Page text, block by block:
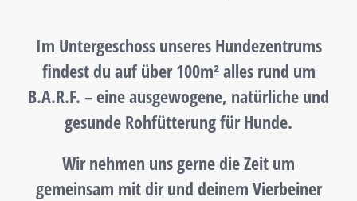
Im Untergeschoss unseres Hundezentrums
findest du auf über 100m² alles rund um
B.A.R.F. – eine ausgewogene, natürliche und
gesunde Rohfütterung für Hunde.
Wir nehmen uns gerne die Zeit um
gemeinsam mit dir und deinem Vierbeiner